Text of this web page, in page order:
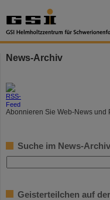
News-Archiv
Abonnieren Sie Web-News und
Suche im News-Archiv
Geisterteilchen auf